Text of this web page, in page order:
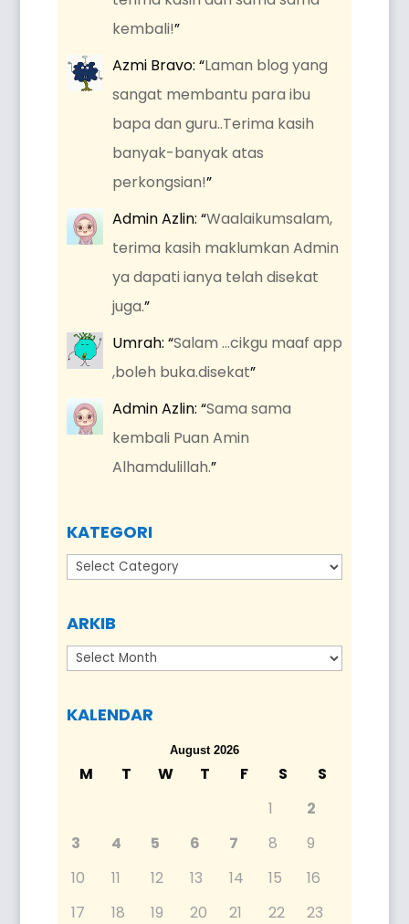
kembali!”
Azmi Bravo: “Laman blog yang
sangat membantu para ibu
bapa dan guru..Terima kasih
banyak-banyak atas
perkongsian!”
Admin Azlin: “Waalaikumsalam,
terima kasih maklumkan Admin
ya dapati ianya telah disekat
juga.”
Umrah: “Salam …cikgu maaf app
,boleh buka.disekat”
Admin Azlin: “Sama sama
kembali Puan Amin
Alhamdulillah.”
KATEGORI
Kategori
ARKIB
Arkib
KALENDAR
August 2026
M T W T F S
S
1
2
3
4 5 6 7 8
9
10
11 12 13 14 15
16
17
18 19 20 21 22
23